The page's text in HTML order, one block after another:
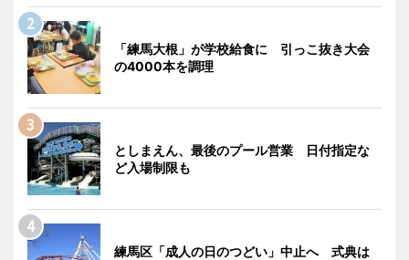
「練馬大根」が学校給食に 引っこ抜き大会
の4000本を調理
としまえん、最後のプール営業 日付指定な
ど入場制限も
練馬区「成人の日のつどい」中止へ 式典は